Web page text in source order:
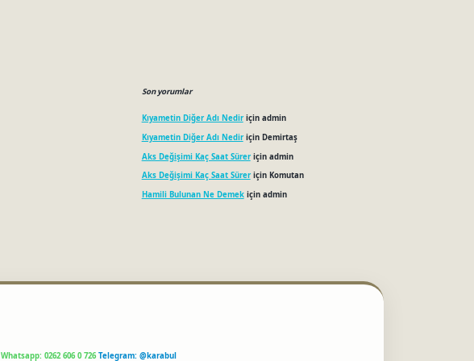
Son yorumlar
Kıyametin Diğer Adı Nediriçin admin
Kıyametin Diğer Adı Nediriçin Demirtaş
Aks Değişimi Kaç Saat Süreriçin admin
Aks Değişimi Kaç Saat Süreriçin Komutan
Hamili Bulunan Ne Demekiçin admin
Whatsapp: 0262 606 0 726 Telegram: @karabul